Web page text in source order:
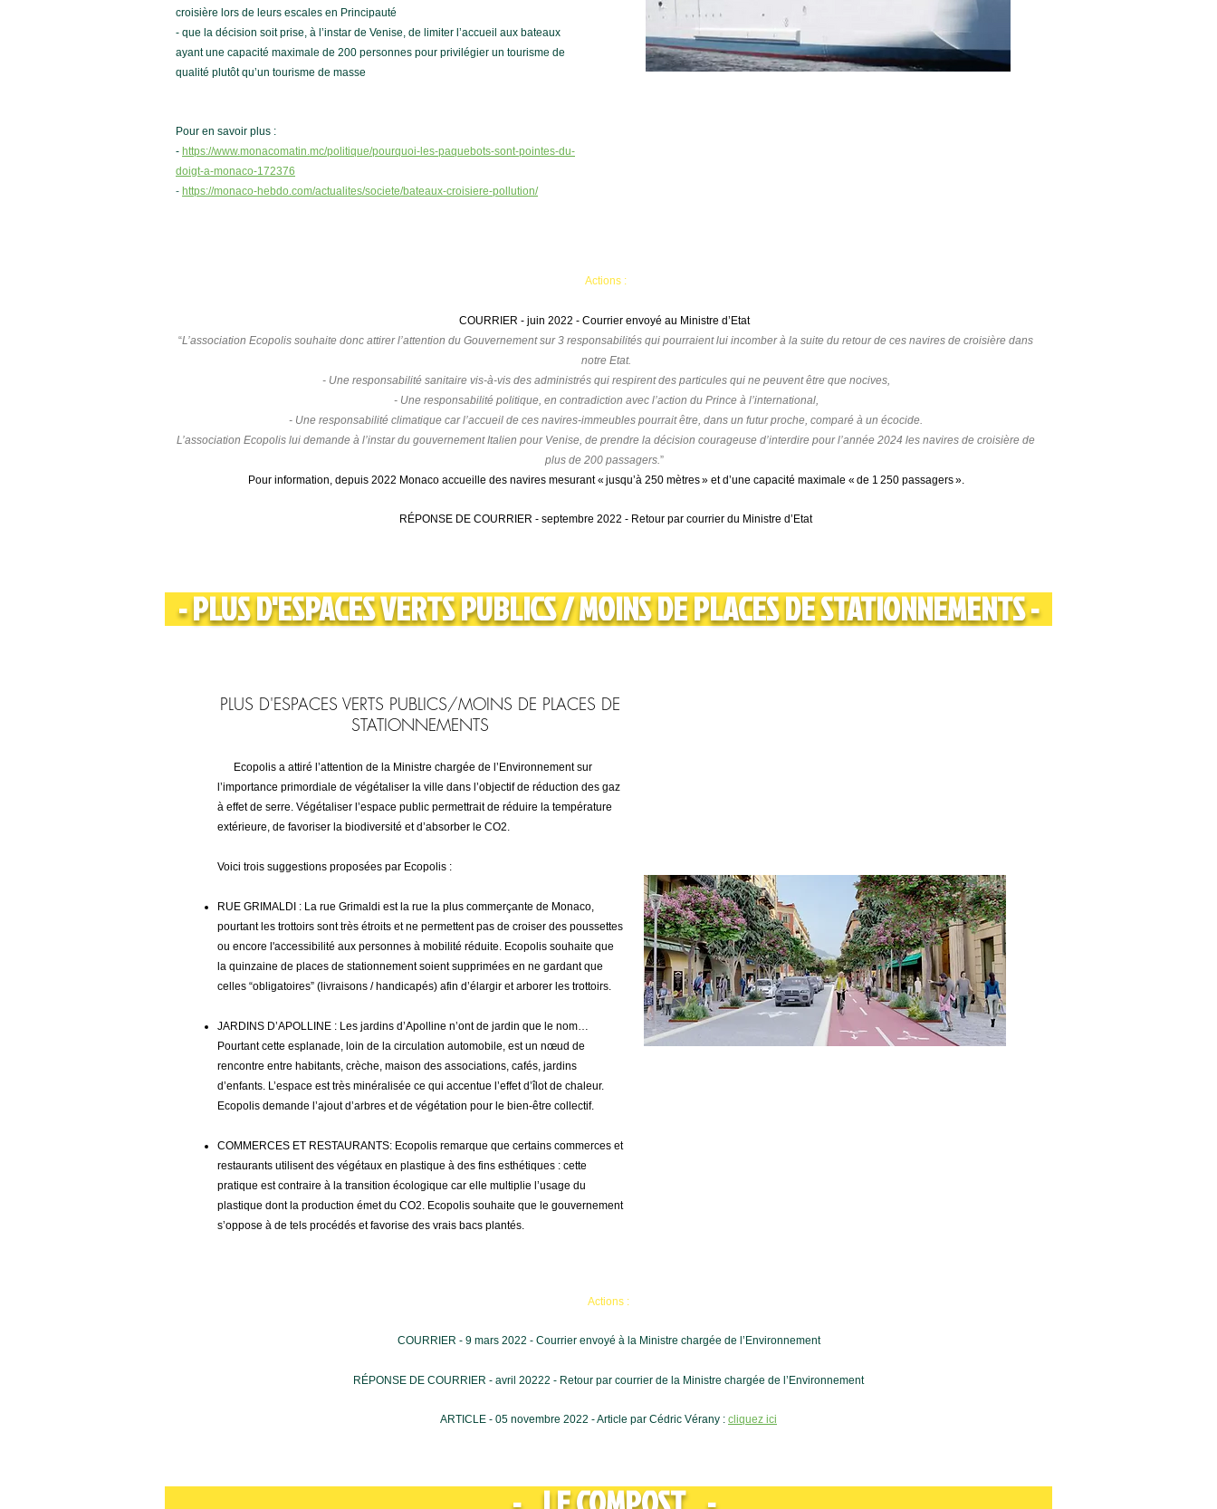
croisière lors de leurs escales en Principauté
- que la décision soit prise, à l’instar de Venise, de limiter l’accueil aux bateaux
ayant une capacité maximale de 200 personnes pour privilégier un tourisme de
qualité plutôt qu’un tourisme de masse
Pour en savoir plus :
- https://www.monacomatin.mc/politique/pourquoi-les-paquebots-sont-pointes-du-
doigt-a-monaco-172376
- https://monaco-hebdo.com/actualites/societe/bateaux-croisiere-pollution/
Actions :
COURRIER - juin 2022 - Courrier envoyé au Ministre d’Etat
“L’association Ecopolis souhaite donc attirer l’attention du Gouvernement sur 3 responsabilités qui pourraient lui incomber à la suite du retour de ces navires de croisière dans
notre Etat.
- Une responsabilité sanitaire vis-à-vis des administrés qui respirent des particules qui ne peuvent être que nocives,
- Une responsabilité politique, en contradiction avec l’action du Prince à l’international,
- Une responsabilité climatique car l’accueil de ces navires-immeubles pourrait être, dans un futur proche, comparé à un écocide.
L’association Ecopolis lui demande à l’instar du gouvernement Italien pour Venise, de prendre la décision courageuse d’interdire pour l’année 2024 les navires de croisière de
plus de 200 passagers.”
Pour information, depuis 2022 Monaco accueille des navires mesurant « jusqu’à 250 mètres » et d’une capacité maximale « de 1 250 passagers ».
RÉPONSE DE COURRIER - septembre 2022 - Retour par courrier du Ministre d’Etat
- PLUS D'ESPACES VERTS PUBLICS/MOINS DE PLACES DE STATIONNEMENTS -
PLUS D'ESPACES VERTS PUBLICS/MOINS DE PLACES DE
STATIONNEMENTS
Ecopolis a attiré l’attention de la Ministre chargée de l’Environnement sur
l’importance primordiale de végétaliser la ville dans l’objectif de réduction des gaz
à effet de serre. Végétaliser l’espace public permettrait de réduire la température
extérieure, de favoriser la biodiversité et d’absorber le CO2.
Voici trois suggestions proposées par Ecopolis :
RUE GRIMALDI : La rue Grimaldi est la rue la plus commerçante de Monaco,
pourtant les trottoirs sont très étroits et ne permettent pas de croiser des poussettes
ou encore l'accessibilité aux personnes à mobilité réduite. Ecopolis souhaite que
la quinzaine de places de stationnement soient supprimées en ne gardant que
celles “obligatoires” (livraisons / handicapés) afin d’élargir et arborer les trottoirs.
JARDINS D’APOLLINE : Les jardins d’Apolline n’ont de jardin que le nom…
Pourtant cette esplanade, loin de la circulation automobile, est un nœud de
rencontre entre habitants, crèche, maison des associations, cafés, jardins
d’enfants. L’espace est très minéralisée ce qui accentue l’effet d’îlot de chaleur.
Ecopolis demande l’ajout d’arbres et de végétation pour le bien-être collectif.
COMMERCES ET RESTAURANTS: Ecopolis remarque que certains commerces et
restaurants utilisent des végétaux en plastique à des fins esthétiques : cette
pratique est contraire à la transition écologique car elle multiplie l’usage du
plastique dont la production émet du CO2. Ecopolis souhaite que le gouvernement
s’oppose à de tels procédés et favorise des vrais bacs plantés.
Actions :
COURRIER - 9 mars 2022 - Courrier envoyé à la Ministre chargée de l’Environnement
RÉPONSE DE COURRIER - avril 20222 - Retour par courrier de la Ministre chargée de l’Environnement
ARTICLE - 05 novembre 2022 - Article par Cédric Vérany : cliquez ici